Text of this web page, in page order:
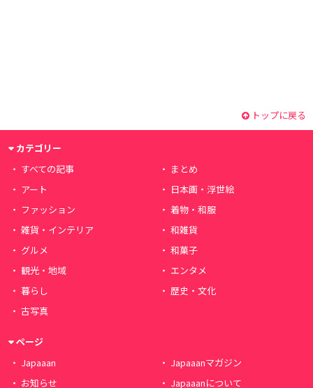
トップに戻る
カテゴリー
すべての記事
まとめ
アート
日本画・浮世絵
ファッション
着物・和服
雑貨・インテリア
和雑貨
グルメ
和菓子
観光・地域
エンタメ
暮らし
歴史・文化
古写真
ページ
Japaaan
Japaaanマガジン
お知らせ
Japaaanについて